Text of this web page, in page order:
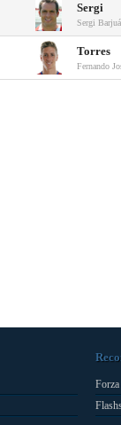
Sergi
Sergi
Torres
Fernando